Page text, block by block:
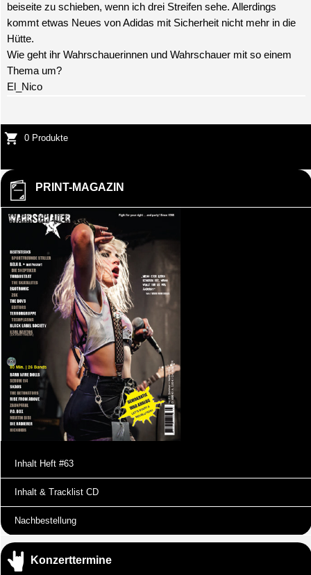
beiseite zu schieben, wenn ich drei Streifen sehe. Allerdings
kommt etwas Neues von Adidas mit Sicherheit nicht mehr in die
Hütte.
Wie geht ihr Wahrschauerinnen und Wahrschauer mit so einem
Thema um?
El_Nico
0 Produkte
PRINT-MAGAZIN
Inhalt Heft #63
Inhalt & Tracklist CD
Nachbestellung
Konzerttermine